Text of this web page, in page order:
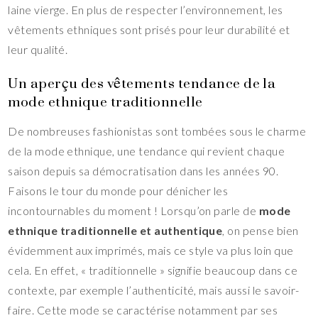
laine vierge. En plus de respecter l’environnement, les
vêtements ethniques sont prisés pour leur durabilité et
leur qualité.
Un aperçu des vêtements tendance de la
mode ethnique traditionnelle
De nombreuses fashionistas sont tombées sous le charme
de la mode ethnique, une tendance qui revient chaque
saison depuis sa démocratisation dans les années 90.
Faisons le tour du monde pour dénicher les
incontournables du moment ! Lorsqu’on parle de mode
ethnique traditionnelle et authentique, on pense bien
évidemment aux imprimés, mais ce style va plus loin que
cela. En effet, « traditionnelle » signifie beaucoup dans ce
contexte, par exemple l’authenticité, mais aussi le savoir-
faire. Cette mode se caractérise notamment par ses